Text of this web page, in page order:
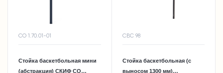
СО 1.70.01-01
Стойка баскетбольная мини
(абстракция) СКИФ СО
СВС 98
Стойка баскетбольная (с
выносом 1300 мм)